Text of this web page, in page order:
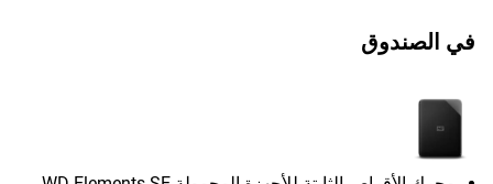
في الصندوق